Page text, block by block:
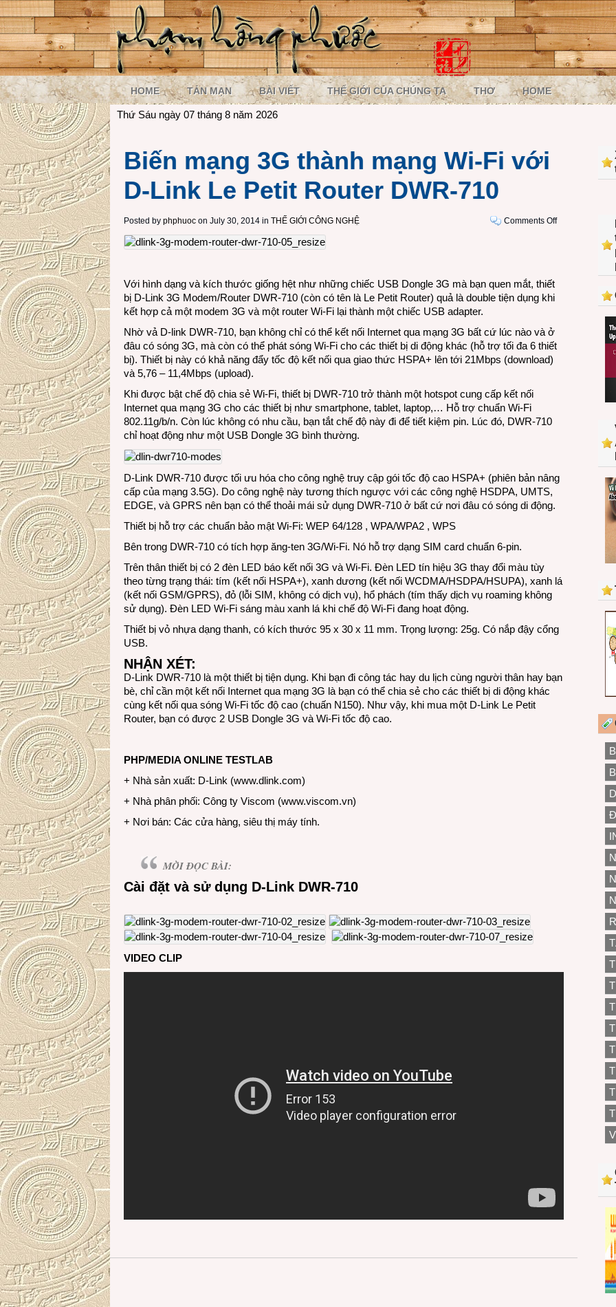
HOME TẢN MẠN BÀI VIẾT THẾ GIỚI CỦA CHÚNG TA THƠ HOME
Thứ Sáu ngày 07 tháng 8 năm 2026
Biến mạng 3G thành mạng Wi-Fi với
D-Link Le Petit Router DWR-710
Posted by phphuoc on July 30, 2014 in THẾ GIỚI CÔNG NGHỆ Comments Offon
D-
Với hình dạng và kích thước giống hệt như những chiếc USB Dongle 3G mà bạn quen mắt, thiết
bị D-Link 3G Modem/Router DWR-710 (còn có tên là Le Petit Router) quả là double tiện dụng khi
kết hợp cả một modem 3G và một router Wi-Fi lại thành một chiếc USB adapter.
Nhờ vả D-link DWR-710, bạn không chỉ có thể kết nối Internet qua mạng 3G bất cứ lúc nào và ở
đâu có sóng 3G, mà còn có thể phát sóng Wi-Fi cho các thiết bị di động khác (hỗ trợ tối đa 6 thiết
bị). Thiết bị này có khả năng đẩy tốc độ kết nối qua giao thức HSPA+ lên tới 21Mbps (download)
và 5,76 – 11,4Mbps (upload).
Khi được bật chế độ chia sẻ Wi-Fi, thiết bị DWR-710 trở thành một hotspot cung cấp kết nối
Internet qua mạng 3G cho các thiết bị như smartphone, tablet, laptop,… Hỗ trợ chuẩn Wi-Fi
802.11g/b/n. Còn lúc không có nhu cầu, bạn tắt chế độ này đi để tiết kiệm pin. Lúc đó, DWR-710
chỉ hoạt động như một USB Dongle 3G bình thường.
D-Link DWR-710 được tối ưu hóa cho công nghệ truy cập gói tốc độ cao HSPA+ (phiên bản nâng
cấp của mạng 3.5G). Do công nghệ này tương thích ngược với các công nghệ HSDPA, UMTS,
EDGE, và GPRS nên bạn có thể thoải mái sử dụng DWR-710 ở bất cứ nơi đâu có sóng di động.
Thiết bị hỗ trợ các chuẩn bảo mật Wi-Fi: WEP 64/128 , WPA/WPA2 , WPS
Bên trong DWR-710 có tích hợp ăng-ten 3G/Wi-Fi. Nó hỗ trợ dạng SIM card chuẩn 6-pin.
Trên thân thiết bị có 2 đèn LED báo kết nối 3G và Wi-Fi. Đèn LED tín hiệu 3G thay đổi màu tùy
theo từng trạng thái: tím (kết nối HSPA+), xanh dương (kết nối WCDMA/HSDPA/HSUPA), xanh lá
(kết nối GSM/GPRS), đỏ (lỗi SIM, không có dịch vụ), hổ phách (tím thấy dịch vụ roaming không
sử dụng). Đèn LED Wi-Fi sáng màu xanh lá khi chế độ Wi-Fi đang hoạt động.
Thiết bị vỏ nhựa dạng thanh, có kích thước 95 x 30 x 11 mm. Trọng lượng: 25g. Có nắp đậy cổng
USB.
NHẬN XÉT:
D-Link DWR-710 là một thiết bị tiện dụng. Khi bạn đi công tác hay du lịch cùng người thân hay bạn
bè, chỉ cần một kết nối Internet qua mạng 3G là bạn có thể chia sẻ cho các thiết bị di động khác
cùng kết nối qua sóng Wi-Fi tốc độ cao (chuấn N150). Như vậy, khi mua một D-Link Le Petit
Router, bạn có được 2 USB Dongle 3G và Wi-Fi tốc độ cao.
PHP/MEDIA ONLINE TESTLAB
+ Nhà sản xuất: D-Link (www.dlink.com)
+ Nhà phân phối: Công ty Viscom (www.viscom.vn)
+ Nơi bán: Các cửa hàng, siêu thị máy tính.
MỜI ĐỌC BÀI:
Cài đặt và sử dụng D-Link DWR-710
VIDEO CLIP